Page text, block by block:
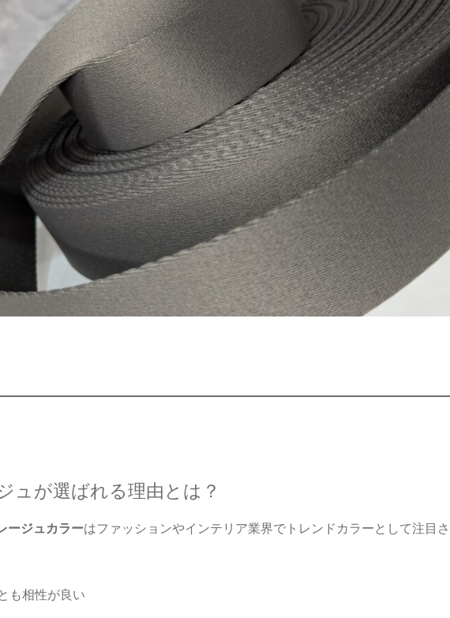
ュが選ばれる理由とは？
ージュカラーはファッションやインテリア業界でトレンドカラーとして注目
も相性が良い